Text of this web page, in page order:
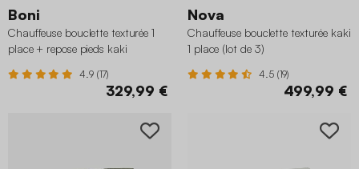
Boni
Chauffeuse bouclette texturée 1
place + repose pieds kaki
4.9 (17)
329,99 €
Nova
Chauffeuse bouclette texturée kaki
1 place (lot de 3)
4.5 (19)
499,99 €